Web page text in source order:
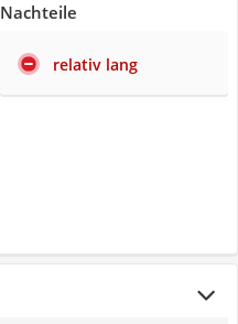
Nachteile
relativ lang